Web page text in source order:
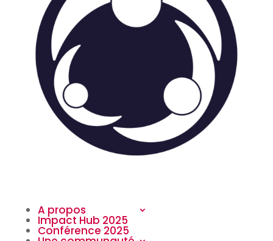
A propos
Impact Hub 2025
Conférence 2025